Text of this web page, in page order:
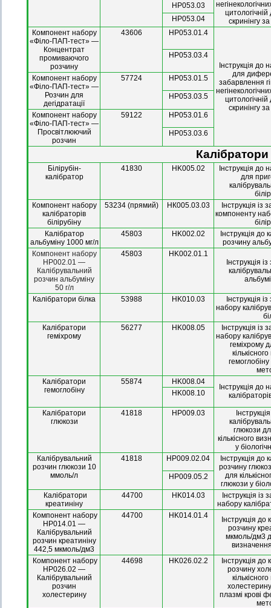
цитологічній
скринінгу
НР053.03
НР053.04
Компонент набору
«Філо-ПАП-тест» —
Концентрат
промиваючого
розчину
43606 НР053.01.4
Інструкція до
для
забарвлення
цитологічній
скринінгу
НР053.03.4
Компонент набору
«Філо-ПАП-тест» —
Розчин для
дегідратації
57724 НР053.01.5
НР053.03.5
Компонент набору
«Філо-ПАП-тест» —
Просвітлюючий
розчин
59122 НР053.01.6
НР053.03.6
Білірубін-
калібратор
41830 HK005.02
Інструкція до
для
Компонент набору
калібраторів
білірубіну
53234 (прямий) НК005.03.03
Інструкція із
компоненту
Калібратор
альбуміну 1000 мг/л
45803 HK002.02
Інструкція до
розчину
Компонент набору
HP002.01 —
Калібрувальний
розчин альбуміну
50 г/л
45803
HK002.01.1
Інструкція
Калібратори білка 53988 HK010.03
Інструкція
набору
Калібратори
геміхрому
56277 HK008.05
Інструкція із
набору
геміхрому
Калібратори
гемоглобіну
55874 HK008.04
Інструкція до
HK008.10
Калібратори
глюкози
41818 HP009.03
глюкози
кількісного
у
Калібрувальний
розчин глюкози 10
ммоль/л
41818 НР009.02.04
Інструкція до
розчину
для
глюкози у
НР009.05.2
Калібратори
креатиніну
44700 HK014.03
Інструкція
набору
Компонент набору
HP014.01 —
Калібрувальний
розчин креатиніну
442,5 мкмоль/дм3
44700 HK014.01.4
Інструкція до
розчину
мкмоль/дм3
Компонент набору
HP026.02 —
Калібрувальний
розчин
холестерину
44698 HK026.02.2
Інструкція до
розчину
плазмі крові